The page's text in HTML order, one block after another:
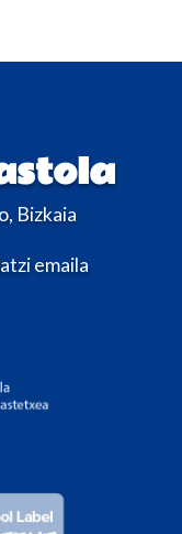
Bizkaia
emaila